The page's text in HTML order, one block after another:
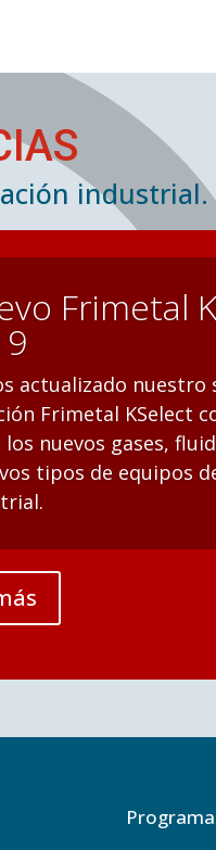
industrial.
Frimetal
actualizado nuestro
Frimetal KSelect
los nuevos gases,
tipos de equipos